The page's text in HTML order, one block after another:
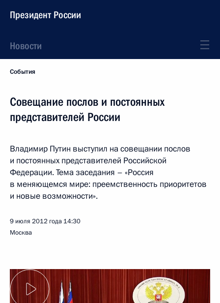
Президент России
Новости
События
Совещание послов и постоянных
представителей России
Владимир Путин выступил на совещании послов
и постоянных представителей Российской
Федерации. Тема заседания – «Россия
в меняющемся мире: преемственность приоритетов
и новые возможности».
9 июля 2012 года 14:30
Москва